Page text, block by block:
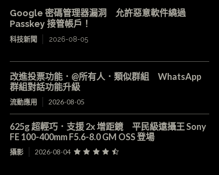
Google 密碼管理器漏洞 允許惡意軟件繞過
Passkey 接管帳戶！
科技新聞 2026-08-05
改進投票功能．@所有人．類似群組 WhatsApp
群組對話功能升級
流動應用 2026-08-05
625g 超輕巧．支援 2x 增距鏡 平民級遠攝王 Sony
FE 100-400mm F5.6-8.0 GM OSS 登場
攝影 2026-08-04